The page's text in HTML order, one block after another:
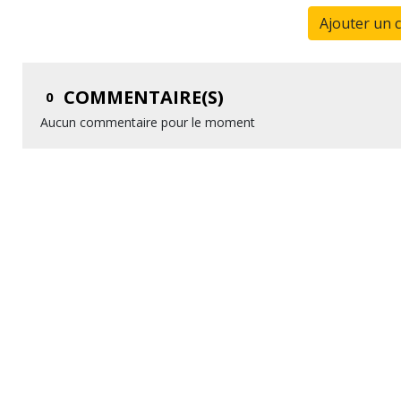
Ajouter un
0 COMMENTAIRE(S)
Aucun commentaire pour le moment